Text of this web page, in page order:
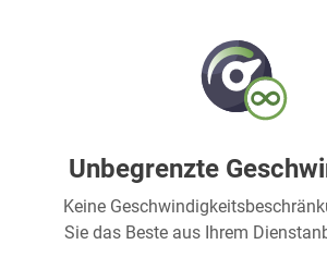
Unbegrenzte
Keine
Sie das Beste aus Ihrem